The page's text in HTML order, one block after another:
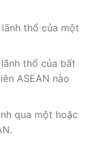
thổ của một
thổ của bất
ASEAN nào
qua một hoặc